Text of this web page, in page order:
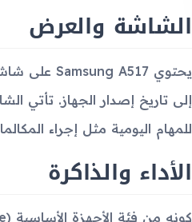
الشاشة والعرض
للمهام اليومية مثل إجراء
الأداء والذاكرة